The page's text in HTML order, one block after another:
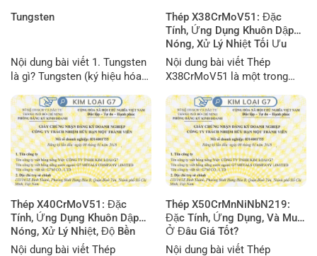
Tungsten
Nội dung bài viết 1. Tungsten
là gì? Tungsten (ký hiệu hóa
loại thuộc nhóm kim loại
chuyển tiếp trong bảng tuần
hoàn. Đây là một trong những
kim loại đặc biệt nhất từng
được con người phát hiện
nhờ vào độ cứng cực cao,
khả năng chịu...
Thép X38CrMoV51: Đặc
Tính, Ứng Dụng Khuôn Dập
Nóng, Xử Lý Nhiệt Tối Ưu
Nội dung bài viết Thép
X38CrMoV51 là một trong
việc nóng quan trọng bậc
nhất, đóng vai trò then chốt
trong ngành gia công kim loại
hiện đại. Bài viết này, thuộc
chuyên mục “Tài liệu kỹ
thuật“, sẽ cung cấp một cái
nhìn toàn diện và sâu sắc...
Thép X40CrMoV51: Đặc
Tính, Ứng Dụng Khuôn Dập
Nóng, Xử Lý Nhiệt, Độ Bền
Nội dung bài viết Thép
Thép X50CrMnNiNbN219:
Đặc Tính, Ứng Dụng, Và Mua
Ở Đâu Giá Tốt?
Nội dung bài viết Thép